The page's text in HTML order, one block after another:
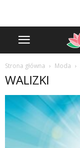
Strona główna Moda
WALIZKI